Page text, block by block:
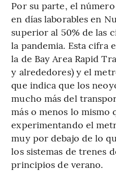
Por su parte, el
en días laborables en
superior al 50% de las
la pandemia. Esta cifra
la de Bay Area Rapid
y alrededores) y el
que indica que los
mucho más del
más o menos lo mismo
experimentando el
muy por debajo de lo
los sistemas de trenes
principios de verano.